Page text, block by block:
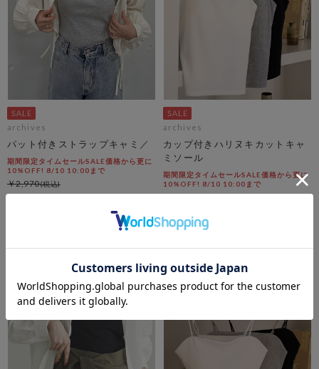
archives
パット付きストラップキャミ／
期間限定タイムセールSALE価格から更に
10%OFF! 8/10 10:00まで
￥1,337
￥2,970
archives
カップ付きハリヌキカットキャ
ミソール
期間限定タイムセールSALE価格から更に
10%OFF! 8/10 10:00まで
￥3,850